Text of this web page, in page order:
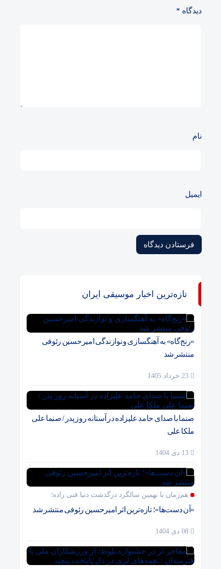
دیدگاه *
نام
ایمیل
تازه‌ترین اخبار موسیقی ایران
«رنج‌گاه» به آهنگسازی و نوازندگی امیرحسین رئوفی
منتشر شد
صنما با صدای حامد علیزاده در آستانه روز پدر / صنما علی
ملکا علی
هم‌زمان با نهمین سالگرد درگذشت دنیا فنی زاده؛
«آن دست‌ها»؛ تازه‌ترین اثر امیرحسین رئوفی منتشر شد